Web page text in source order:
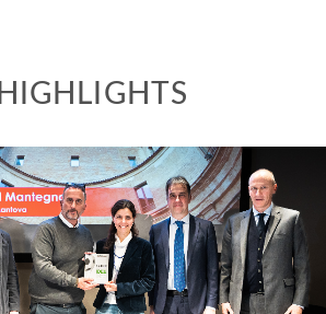
HIGHLIGHTS